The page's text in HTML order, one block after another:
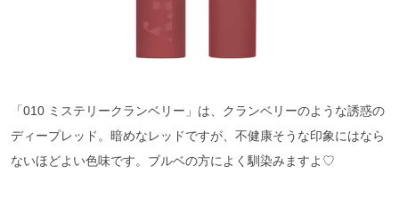
「010 ミステリークランベリー」は、クランベリーのような誘惑の
ディープレッド。暗めなレッドですが、不健康そうな印象にはなら
ないほどよい色味です。ブルベの方によく馴染みますよ♡